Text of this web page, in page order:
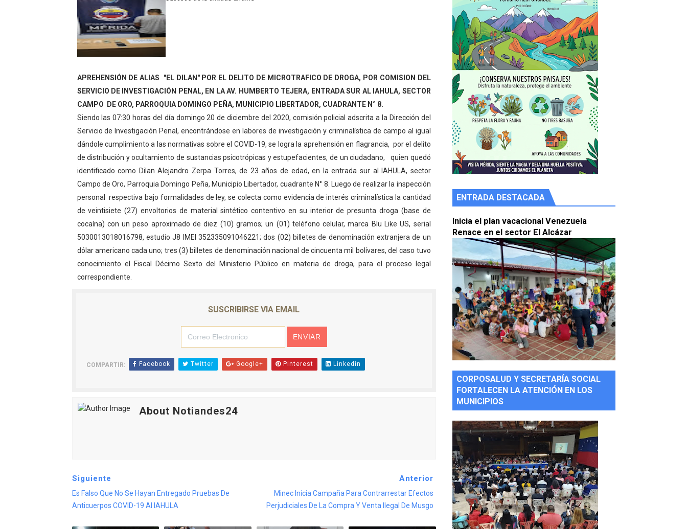
Fundacite Mérida dicta taller gratuito de electrónica básica para jóvenes
INN-Mérida celebró el Lacto grado para promover el inicio de una vida saludable
Impulsan plan estratégico de seguridad ciudadana 2027-2029 en los 23 municipios
Mérida impulsa desarrollo económico con taller de marcas y patentes
Fomficc consolida alianzas e impulsa la economía comunal en Mérida
Niños de Estudiantes de Mérida sembraron 110 árboles en su sede
Corposalud y Secretaría Social fortalecen la atención en los municipios
Inicia el plan vacacional Venezuela Renace en el sector El Alcázar
Entregan planta eléctrica para fortalecer la atención sanitaria en Ejido
Expertos inspeccionan espacios del OAN para la instalación del detector Cherenkov de agua
Dictan MasterClass en el marco del Encuentro LAGO Venezuela, edición Mérida
Campo Elías avanza con plan de asfaltado
Gobernador Arnaldo Sánchez apadrina a más de 993 nuevos bachilleres de Mérida
Plan Quirúrgico Regional llega a Pueblo Llano con la activación de dos quirófanos
APREHENSIÓN DE ALIAS "EL DILAN" POR EL DELITO DE MICROTRAFICO DE DROGA, POR COMISION DEL
SERVICIO DE INVESTIGACIÓN PENAL, EN LA AV. HUMBERTO TEJERA, ENTRADA SUR AL IAHULA, SECTOR
CAMPO DE ORO, PARROQUIA DOMINGO PEÑA, MUNICIPIO LIBERTADOR, CUADRANTE N° 8.
Siendo las 07:30 horas del día domingo 20 de diciembre del 2020, comisión policial adscrita a la Dirección del
Servicio de Investigación Penal, encontrándose en labores de investigación y criminalística de campo al igual
dándole cumplimiento a las normativas sobre el COVID-19, se logra la aprehensión en flagrancia, por el delito
de distribución y ocultamiento de sustancias psicotrópicas y estupefacientes, de un ciudadano, quien quedó
identificado como Dilan Alejandro Zerpa Torres, de 23 años de edad, en la entrada sur al IAHULA, sector
Campo de Oro, Parroquia Domingo Peña, Municipio Libertador, cuadrante N° 8. Luego de realizar la inspección
personal respectiva bajo formalidades de ley, se colecta como evidencia de interés criminalística la cantidad
de veintisiete (27) envoltorios de material sintético contentivo en su interior de presunta droga (base de
cocaína) con un peso aproximado de diez (10) gramos; un (01) teléfono celular, marca Blu Like US, serial
5030013018016798, estudio J8 IMEI 352335091046221; dos (02) billetes de denominación extranjera de un
dólar americano cada uno; tres (3) billetes de denominación nacional de cincuenta mil bolívares, del caso tuvo
conocimiento el Fiscal Décimo Sexto del Ministerio Público en materia de droga, para el proceso legal
correspondiente.
SUSCRIBIRSE VIA EMAIL
COMPARTIR: Facebook Twitter Google+ Pinterest Linkedin
About Notiandes24
Siguiente
Es Falso Que No Se Hayan Entregado Pruebas De
Anticuerpos COVID-19 Al IAHULA
Anterior
Minec Inicia Campaña Para Contrarrestar Efectos
Perjudiciales De La Compra Y Venta Ilegal De Musgo
ENTRADA DESTACADA
Inicia el plan vacacional Venezuela
Renace en el sector El Alcázar
CORPOSALUD Y SECRETARÍA SOCIAL
FORTALECEN LA ATENCIÓN EN LOS
MUNICIPIOS